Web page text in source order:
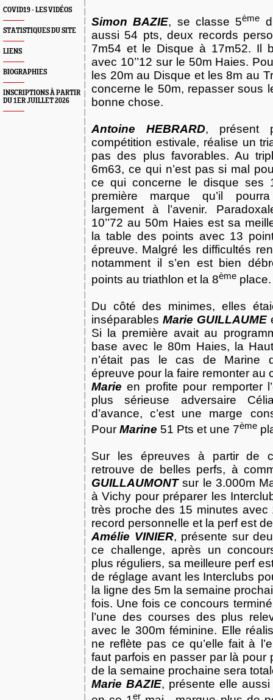
COVID19 - LES VIDÉOS
STATISTIQUES DU SITE
LIENS
BIOGRAPHIES
INSCRIPTIONS À PARTIR
DU 1ER JUILLET 2026
Simon BAZIE, se classe 5ème
aussi 54 pts, deux records
7m54 et le Disque à 17m52. Il
avec 10’’12 sur le 50m Haies.
les 20m au Disque et les 8m au
concerne le 50m, repasser sous
bonne chose.
Antoine HEBRARD, présent
compétition estivale, réalise un
pas des plus favorables. Au
6m63, ce qui n’est pas si mal
ce qui concerne le disque ses
première marque qu’il
largement à l’avenir.
10’’72 au 50m Haies est sa
la table des points avec 13
épreuve. Malgré les difficultés
notamment il s’en est bien
points au triathlon et la 8ème place.
Du côté des minimes, elles
inséparables Marie GUILLAUME
Si la première avait au
base avec le 80m Haies, la
n’était pas le cas de Marine
épreuve pour la faire remonter au
Marie en profite pour remporter
plus sérieuse adversaire
d’avance, c’est une marge
Pour Marine 51 Pts et une 7ème
Sur les épreuves à partir de
retrouve de belles perfs, à
GUILLAUMONTsur le 3.000m
à Vichy pour préparer les
très proche des 15 minutes avec
record personnelle et la perf est
Amélie VINIER, présente sur
ce challenge, après un
plus réguliers, sa meilleure perf
de réglage avant les Interclubs
la ligne des 5m la semaine
fois. Une fois ce concours
l’une des courses des plus
avec le 300m féminine. Elle
ne reflète pas ce qu’elle fait à
faut parfois en passer par là pour
de la semaine prochaine sera
Marie BAZIE, présente elle
er